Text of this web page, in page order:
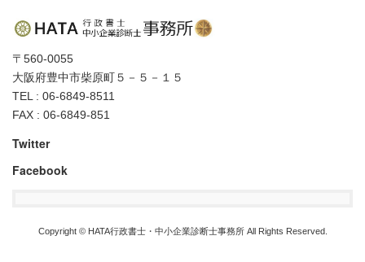
〒560-0055
大阪府豊中市柴原町５－５－１５
TEL : 06-6849-8511
FAX : 06-6849-851
Twitter
Facebook
Copyright © HATA行政書士・中小企業診断士事務所 All Rights Reserved.